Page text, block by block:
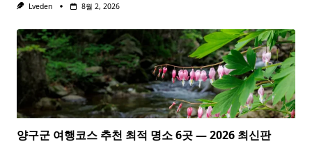
Lveden 8월 2, 2026
양구군 여행코스 추천 최적 명소 6곳 — 2026 최신판